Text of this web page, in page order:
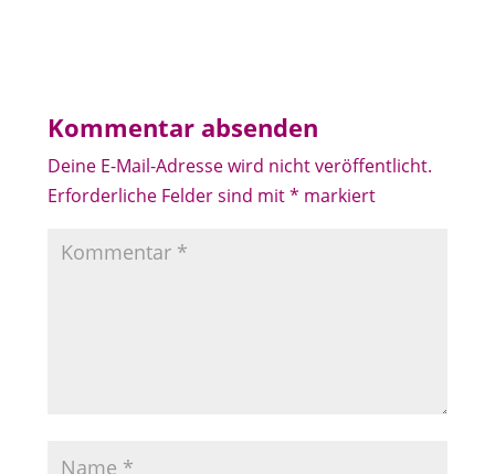
Kommentar absenden
Deine E-Mail-Adresse wird nicht veröffentlicht.
Erforderliche Felder sind mit* markiert